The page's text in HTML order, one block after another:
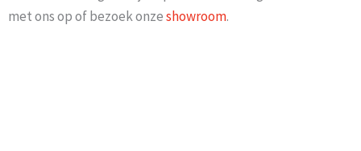
met ons op of bezoek onzeshowroom.